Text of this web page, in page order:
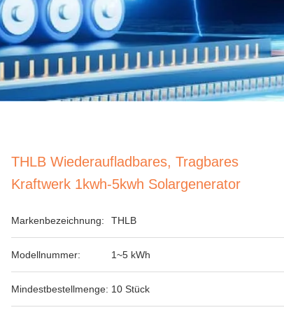
THLB Wiederaufladbares, Tragbares
Kraftwerk 1kwh-5kwh Solargenerator
Markenbezeichnung: THLB
Modellnummer: 1~5 kWh
Mindestbestellmenge: 10 Stück